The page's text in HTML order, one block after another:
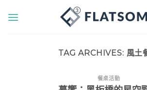
TAG ARCHIVES: 風土
餐桌活動